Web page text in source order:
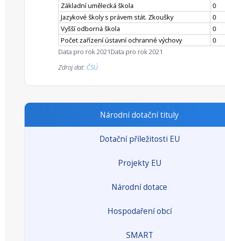
Základní umělecká škola
0
Jazykové školy s právem stát. Zkoušky
0
Vyšší odborná škola
0
Počet zařízení ústavní ochranné výchovy
0
Data pro rok 2021Data pro rok 2021
Zdroj dat: ČSÚ
Národní dotační tituly
Dotační příležitosti EU
Projekty EU
Národní dotace
Hospodaření obcí
SMART